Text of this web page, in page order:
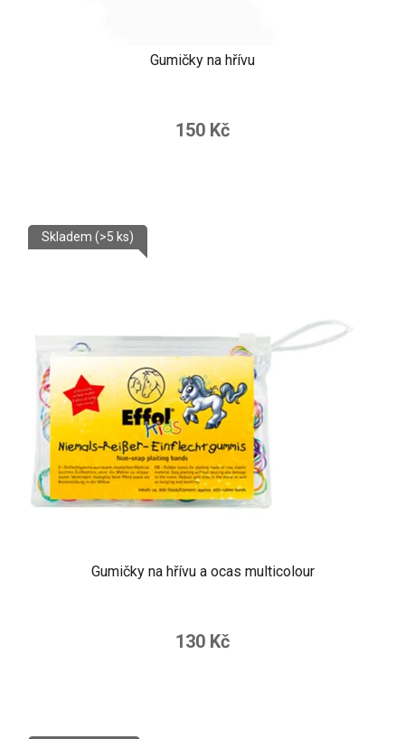
Gumičky na hřívu
150 Kč
Gumičky na hřívu a ocas multicolour
Skladem (>5 ks)
130 Kč